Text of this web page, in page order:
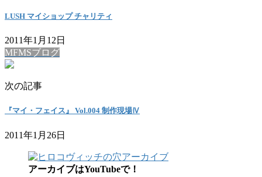
LUSH マイショップ チャリティ
2011年1月12日
MFMSブログ
次の記事
『マイ・フェイス』 Vol.004 制作現場Ⅳ
2011年1月26日
アーカイブはYouTubeで！